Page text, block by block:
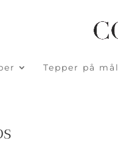
Tepper på mål